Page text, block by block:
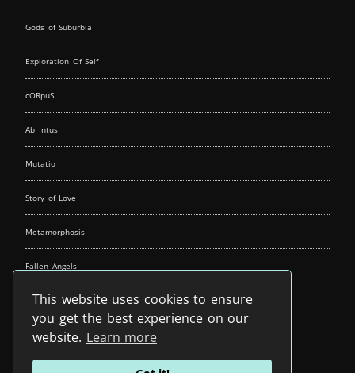
This website uses cookies to ensure
you get the best experience on our
website. Learn more
Gods of Suburbia
Exploration Of Self
cORpuS
Ab Intus
Mutatio
Story of Love
Metamorphosis
Fallen Angels
Music Spirit